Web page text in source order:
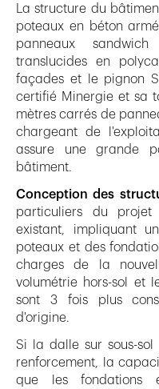
La structure du
poteaux en béton
panneaux
translucides en
façades et le pignon
certifié Minergie et sa
mètres carrés de
chargeant de
assure une grande
bâtiment.
Conception des
particuliers du
existant, impliquant
poteaux et des
charges de la
volumétrie hors-sol et
sont 3 fois plus
d'origine.
Si la dalle sur sous-sol
renforcement, la
que les fondations